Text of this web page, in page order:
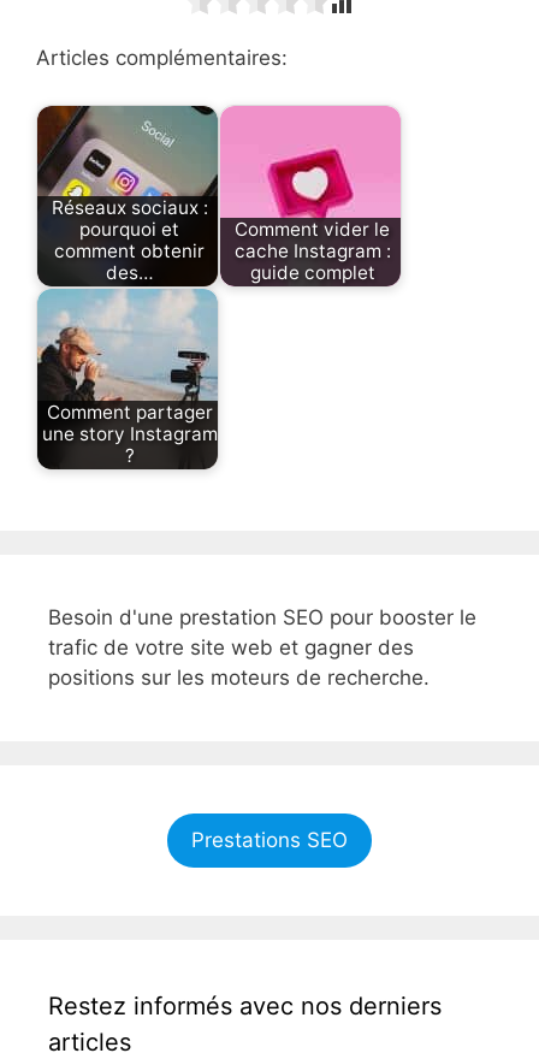
Articles complémentaires:
Réseaux sociaux :
pourquoi et
comment obtenir
des…
Comment vider le
cache Instagram :
guide complet
Comment partager
une story Instagram
?
Besoin d'une prestation SEO pour booster le
trafic de votre site web et gagner des
positions sur les moteurs de recherche.
Prestations SEO
Restez informés avec nos derniers
articles